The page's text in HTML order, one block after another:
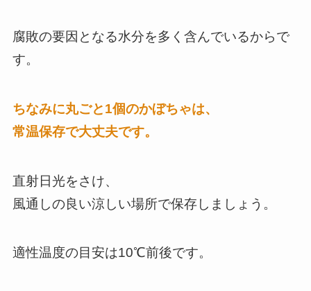
腐敗の要因となる水分を多く含んでいるからで
す。
ちなみに丸ごと1個のかぼちゃは、
常温保存で大丈夫です。
直射日光をさけ、
風通しの良い涼しい場所で保存しましょう。
適性温度の目安は10℃前後です。